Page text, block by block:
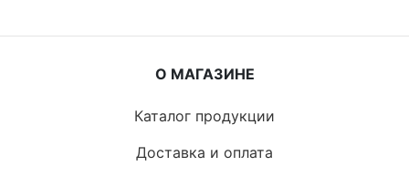
О МАГАЗИНЕ
Каталог продукции
Доставка и оплата